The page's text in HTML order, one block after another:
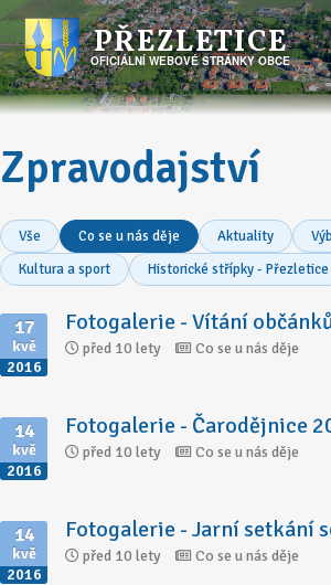
PŘEZLETICE
OFICIÁLNÍ WEBOVÉ STRÁNKY OBCE
Zpravodajství
Vše Co se u nás děje Aktuality
Kultura a sport
Historické střípky - Přezletice
17
kvě
2016
Fotogalerie - Vítání
před 10 lety Co se u nás děje
14
kvě
2016
Fotogalerie - Čarodějnice
před 10 lety Co se u nás děje
14
kvě
2016
Fotogalerie - Jarní setkání
před 10 lety Co se u nás děje